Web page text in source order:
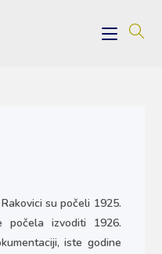
su počeli 1925.
počela izvoditi 1926.
iste godine